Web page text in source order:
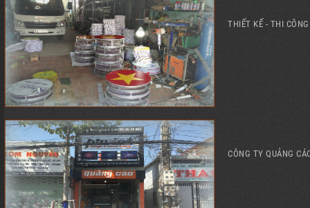
THIẾT KẾ - THI
CÔNG TY QUẢNG